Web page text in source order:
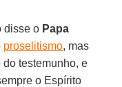
disse o Papa
proselitismo, mas
do testemunho, e
o Espírito